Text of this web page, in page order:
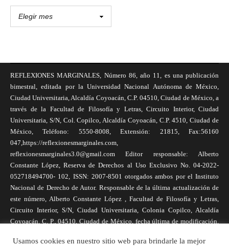
REFLEXIONES MARGINALES, Número 86, año 11, es una publicación
bimestral, editada por la Universidad Nacional Autónoma de México,
Ciudad Universitaria, Alcaldía Coyoacán, C.P. 04510, Ciudad de México, a
través de la Facultad de Filosofía y Letras, Circuito Interior, Ciudad
Universitaria, S/N, Col. Copilco, Alcaldía Coyoacán, C.P. 4510, Ciudad de
México, Teléfono: 5550-8008, Extensión: 21815, Fax:56160
047,https://reflexionesmarginales.com,
reflexionesmarginales3.0@gmail.com Editor responsable: Alberto
Constante López, Reserva de Derechos al Uso Exclusivo No. 04-2022-
052718494700- 102, ISSN: 2007-8501 otorgados ambos por el Instituto
Nacional de Derecho de Autor. Responsable de la última actualización de
este número, Alberto Constante López , Facultad de Filosofía y Letras,
Circuito Interior, S/N, Ciudad Universitaria, Colonia Copilco, Alcaldía
Coyoacán, C. P., 04510, Ciudad de México, fecha última de modificación,
necesariamente reflejan la postura de la revista, ni de Universidad Nacional
Usamos cookies en nuestro sitio web para brindarle la mejor